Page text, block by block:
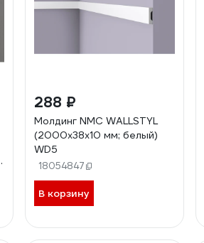
288 ₽
Молдинг NMC WALLSTYL
(2000х38х10 мм; белый)
WD5
18054847
В корзину